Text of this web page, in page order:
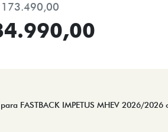
FASTBACK IMPETUS MHEV 2026/